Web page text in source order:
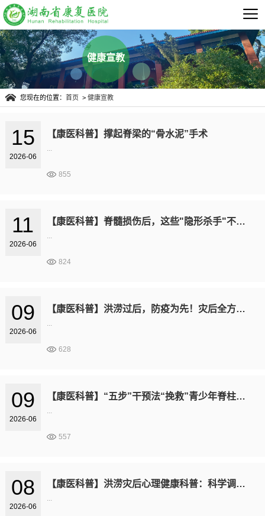
健康宣教
您现在的位置： 首页> 健康宣教
15
2026-06
【康医科普】撑起脊梁的“骨水泥”手术
...
855
11
2026-06
【康医科普】脊髓损伤后，这些"隐形杀手"不得不防
...
824
09
2026-06
【康医科普】洪涝过后，防疫为先！灾后全方位健康防护科普指南
628
09
2026-06
【康医科普】“五步”干预法“挽救”青少年脊柱侧弯
557
08
2026-06
【康医科普】洪涝灾后心理健康科普：科学调适身心，平稳度过恢复期